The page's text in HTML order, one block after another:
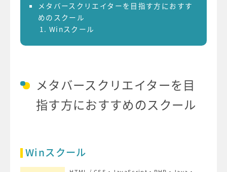
メタバースクリエイターを目指す方におすす
めのスクール
Winスクール
メタバースクリエイターを目
指す方におすすめのスクール
Winスクール